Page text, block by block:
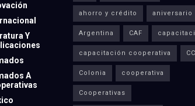
Y
A
ahorro y crédito aniversario
Argentina CAF
capacitación cooperativa
Colonia cooperativa
Cooperativas